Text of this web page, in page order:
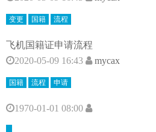
变更 国籍 流程
飞机国籍证申请流程
2020-05-09 16:43
mycax
国籍 流程 申请
1970-01-01 08:00